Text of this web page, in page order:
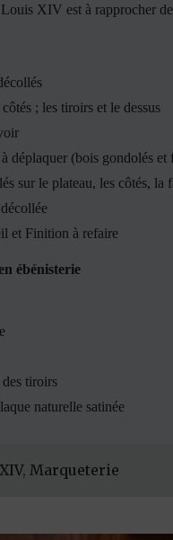
XIV est à rapprocher
; les tiroirs et le dessus
déplaquer (bois gondolés et
sur le plateau, les côtés, la
et Finition à refaire
ébénisterie
tiroirs
naturelle satinée
, Marqueterie